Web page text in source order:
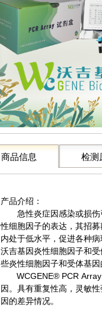
商品信息 检测
产品介绍：
急性炎症因感染或损伤
性细胞因子的表达，其招
内处于低水平，促进各种
沃吉基因炎性细胞因子和
些炎性细胞因子和受体基
WCGENE® PCR Array
因。具有重复性高，灵敏
因的差异情况。